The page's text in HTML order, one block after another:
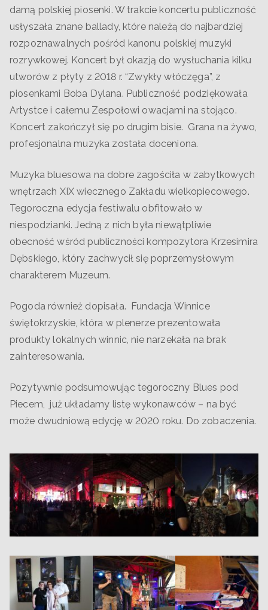
damą polskiej piosenki. W trakcie koncertu publiczność
usłyszała znane ballady, które należą do najbardziej
rozpoznawalnych pośród kanonu polskiej muzyki
rozrywkowej. Koncert był okazją do wysłuchania kilku
utworów z płyty z 2018 r. “Zwykły włóczęga”, z
piosenkami Boba Dylana. Publiczność podziękowała
Artystce i całemu Zespołowi owacjami na stojąco.
Koncert zakończył się po drugim bisie. Grana na żywo,
profesjonalna muzyka została doceniona.
Muzyka bluesowa na dobre zagościła w zabytkowych
wnętrzach XIX wiecznego Zakładu wielkopiecowego.
Tegoroczna edycja festiwalu obfitowało w
niespodzianki. Jedną z nich była niewątpliwie
obecność wśród publiczności kompozytora Krzesimira
Dębskiego, który zachwycił się poprzemysłowym
charakterem Muzeum.
Pogoda również dopisała. Fundacja Winnice
świętokrzyskie, która w plenerze prezentowała
produkty lokalnych winnic, nie narzekała na brak
zainteresowania.
Pozytywnie podsumowując tegoroczny Blues pod
Piecem, już układamy listę wykonawców – na być
może dwudniową edycję w 2020 roku. Do zobaczenia.